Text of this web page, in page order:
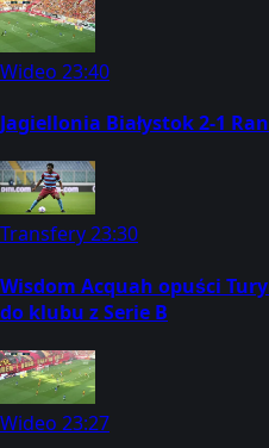
Wideo 23:40
Jagiellonia Białystok 2-1
Transfery23:30
Wisdom Acquah opuści
do klubu z Serie B
Wideo 23:27